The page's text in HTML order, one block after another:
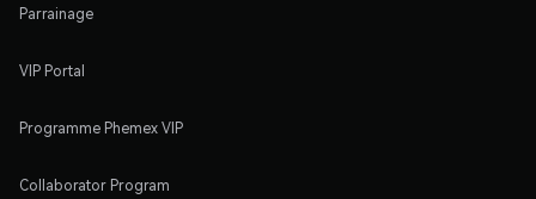
Parrainage
VIP Portal
Programme Phemex VIP
Collaborator Program